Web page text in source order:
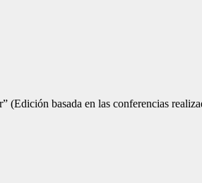
basada en las conferencias